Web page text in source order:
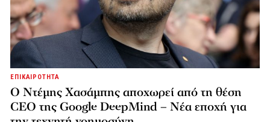
ΕΠΙΚΑΙΡΟΤΗΤΑ
Ο Ντέμης Χασάμπης αποχωρεί από τη θέση
CEO της Google DeepMind – Νέα εποχή για